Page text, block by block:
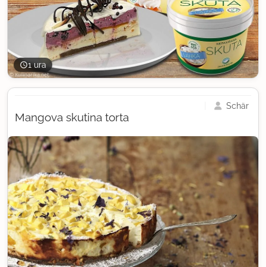
1 ura
Mangova skutina torta
Schär